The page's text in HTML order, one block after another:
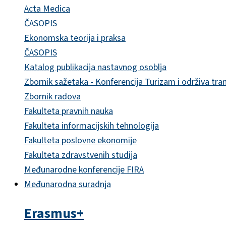
Acta Medica
ČASOPIS
Ekonomska teorija i praksa
ČASOPIS
Katalog publikacija nastavnog osoblja
Zbornik sažetaka - Konferencija Turizam i održiva
Zbornik radova
Fakulteta pravnih nauka
Fakulteta informacijskih tehnologija
Fakulteta poslovne ekonomije
Fakulteta zdravstvenih studija
Međunarodne konferencije FIRA
Međunarodna suradnja
Erasmus+